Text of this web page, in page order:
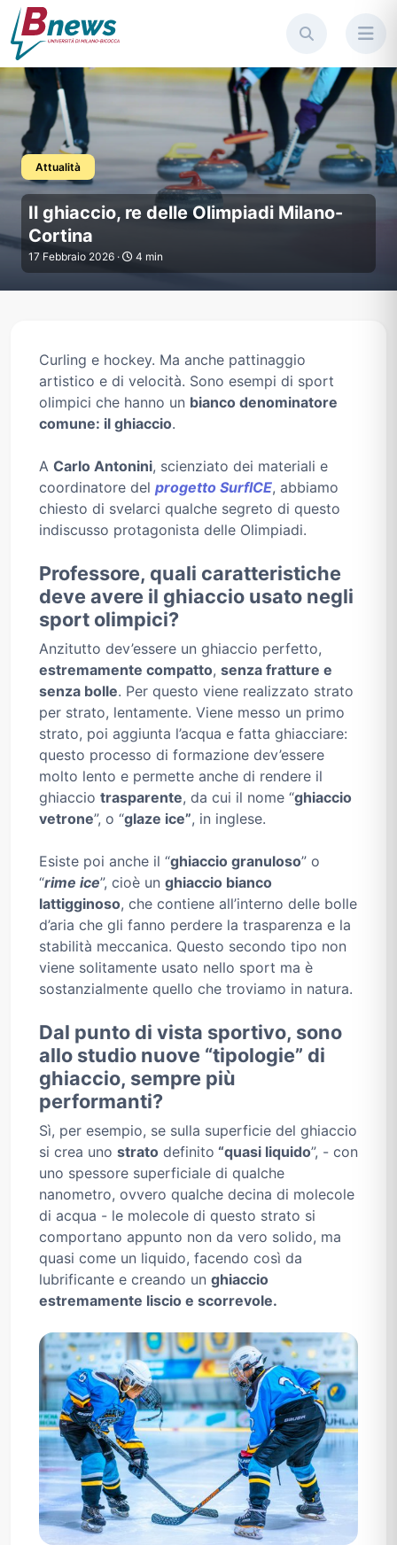
Attualità
Il ghiaccio, re delle Olimpiadi
Il ghiaccio, re delle Olimpiadi Milano-
Cortina
17 Febbraio 2026 · 4 min
Curling e hockey. Ma anche pattinaggio
artistico e di velocità. Sono esempi di sport
olimpici che hanno un bianco denominatore
comune: il ghiaccio.
A Carlo Antonini, scienziato dei materiali e
coordinatore del progetto SurfICE, abbiamo
chiesto di svelarci qualche segreto di questo
indiscusso protagonista delle Olimpiadi.
Professore, quali caratteristiche
deve avere il ghiaccio usato negli
sport olimpici?
Anzitutto dev’essere un ghiaccio perfetto,
estremamente compatto, senza fratture e
senza bolle. Per questo viene realizzato strato
per strato, lentamente. Viene messo un primo
strato, poi aggiunta l’acqua e fatta ghiacciare:
questo processo di formazione dev’essere
molto lento e permette anche di rendere il
ghiaccio trasparente, da cui il nome “ghiaccio
vetrone”, o “glaze ice”, in inglese.
Esiste poi anche il “ghiaccio granuloso” o
“rime ice”, cioè un ghiaccio bianco
lattigginoso, che contiene all’interno delle bolle
d’aria che gli fanno perdere la trasparenza e la
stabilità meccanica. Questo secondo tipo non
viene solitamente usato nello sport ma è
sostanzialmente quello che troviamo in natura.
Dal punto di vista sportivo, sono
allo studio nuove “tipologie” di
ghiaccio, sempre più
performanti?
Sì, per esempio, se sulla superficie del ghiaccio
si crea uno strato definito “quasi liquido”, - con
uno spessore superficiale di qualche
nanometro, ovvero qualche decina di molecole
di acqua - le molecole di questo strato si
comportano appunto non da vero solido, ma
quasi come un liquido, facendo così da
lubrificante e creando un ghiaccio
estremamente liscio e scorrevole.